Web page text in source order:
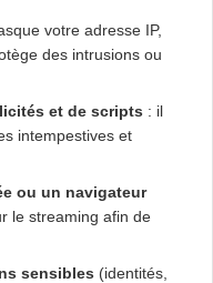
votre adresse IP,
des intrusions ou
et de scripts : il
intempestives et
ou un navigateur
le streaming afin de
sensibles (identités,